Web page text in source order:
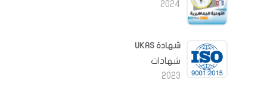
2024
شهادة UKAS
شهادات
2023